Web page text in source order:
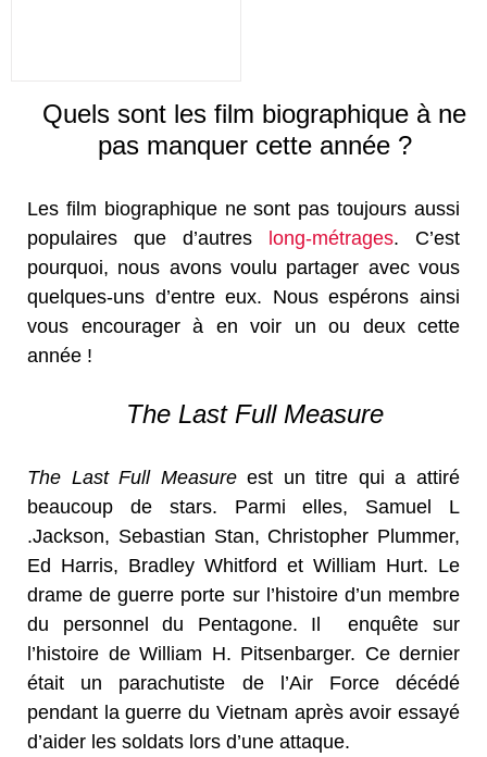
Quels sont les film biographique à ne
pas manquer cette année ?
Les film biographique ne sont pas toujours aussi
populaires que d’autres long-métrages. C’est
pourquoi, nous avons voulu partager avec vous
quelques-uns d’entre eux. Nous espérons ainsi
vous encourager à en voir un ou deux cette
année !
The Last Full Measure
The Last Full Measureest un titre qui a attiré
beaucoup de stars. Parmi elles, Samuel L
.Jackson, Sebastian Stan, Christopher Plummer,
Ed Harris, Bradley Whitford et William Hurt. Le
drame de guerre porte sur l’histoire d’un membre
du personnel du Pentagone. Il enquête sur
l’histoire de William H. Pitsenbarger. Ce dernier
était un parachutiste de l’Air Force décédé
pendant la guerre du Vietnam après avoir essayé
d’aider les soldats lors d’une attaque.